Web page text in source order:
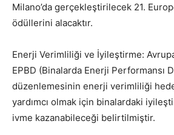
Milano’da gerçekleştirilecek 21.
ödüllerini alacaktır.
Enerji Verimliliği ve İyileştirme:
EPBD (Binalarda Enerji Performansı
düzenlemesinin enerji verimliliği
yardımcı olmak için binalardaki
ivme kazanabileceği belirtilmiştir.